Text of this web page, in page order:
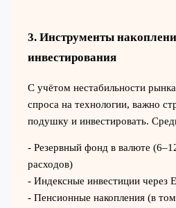
3. Инструменты
инвестирования
С учётом нестабильности
спроса на технологии, важно
подушку и инвестировать.
- Резервный фонд в валюте
расходов)
- Индексные инвестиции через
- Пенсионные накопления (в